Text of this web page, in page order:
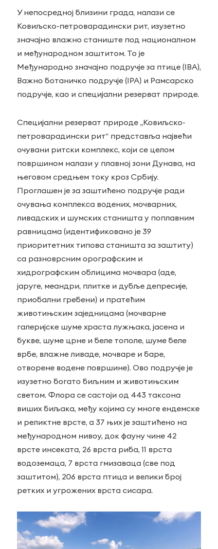
У непосредној близини града, налази се
Ковиљско-петроварадински рит, изузетно
значајно влажно станиште под националном
и међународном заштитом. То је
Међународно значајно подручје за птице (IBA),
Важно ботаничко подручје (IPA) и Рамсарско
подручје, као и специјални резерват природе.
Специјални резерват природе „Ковиљско-
петроварадински рит“ представља највећи
очувани ритски комплекс, који се целом
површином налази у плавној зони Дунава, на
његовом средњем току кроз Србију.
Проглашен је за заштићено подручје ради
очувања комплекса водених, мочварних,
ливадских и шумских станишта у поплавним
равницама (идентификовано је 39
приоритетних типова станишта за заштиту)
са разноврсним орографским и
хидрографским облицима мочвара (аде,
јаруге, меандри, плитке и дубље депресије,
приобални гребени) и пратећим
животињским заједницама (мочварне
галеријске шуме храста лужњака, јасена и
букве, шуме црне и беле тополе, шуме беле
врбе, влажне ливаде, мочваре и баре,
отворене водене површине). Ово подручје је
изузетно богато биљним и животињским
светом. Флора се састоји од 443 таксона
виших биљака, међу којима су многе ендемске
и реликтне врсте, а 37 њих је заштићено на
међународном нивоу, док фауну чине 42
врсте инсеката, 26 врста риба, 11 врста
водоземаца, 7 врста гмизаваца (све под
заштитом), 206 врста птица и велики број
ретких и угрожених врста сисара.